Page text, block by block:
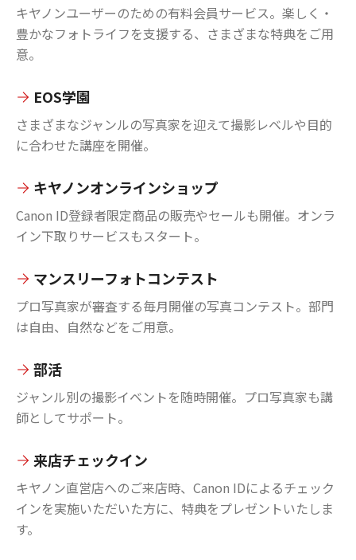
キヤノンユーザーのための有料会員サービス。楽しく・
豊かなフォトライフを支援する、さまざまな特典をご用
意。
EOS学園
さまざまなジャンルの写真家を迎えて撮影レベルや目的
に合わせた講座を開催。
キヤノンオンラインショップ
Canon ID登録者限定商品の販売やセールも開催。オンラ
イン下取りサービスもスタート。
マンスリーフォトコンテスト
プロ写真家が審査する毎月開催の写真コンテスト。部門
は自由、自然などをご用意。
部活
ジャンル別の撮影イベントを随時開催。プロ写真家も講
師としてサポート。
来店チェックイン
キヤノン直営店へのご来店時、Canon IDによるチェック
インを実施いただいた方に、特典をプレゼントいたしま
す。